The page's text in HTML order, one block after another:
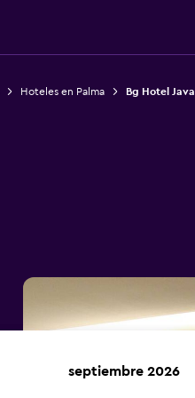
Hoteles en Palma Bg Hotel Java
septiembre 2026